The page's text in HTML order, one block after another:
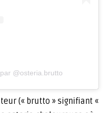
@osteria.brutto
(« brutto » signifiant «